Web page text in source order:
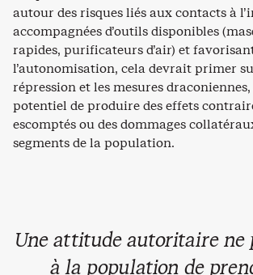
autour des risques liés aux contacts à
accompagnées d’outils disponibles
rapides, purificateurs d’air) et
l’autonomisation, cela devrait primer
répression et les mesures
potentiel de produire des effets
escomptés ou des dommages
segments de la population.
Une attitude autoritaire ne
à la population de